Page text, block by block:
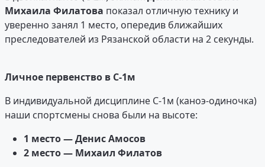
Михаила Филатова показал отличную технику и
уверенно занял 1 место, опередив ближайших
преследователей из Рязанской области на 2 секунды.
Личное первенство в С-1м
В индивидуальной дисциплине С-1м (каноэ-одиночка)
наши спортсмены снова были на высоте:
1 место — Денис Амосов
2 место — Михаил Филатов